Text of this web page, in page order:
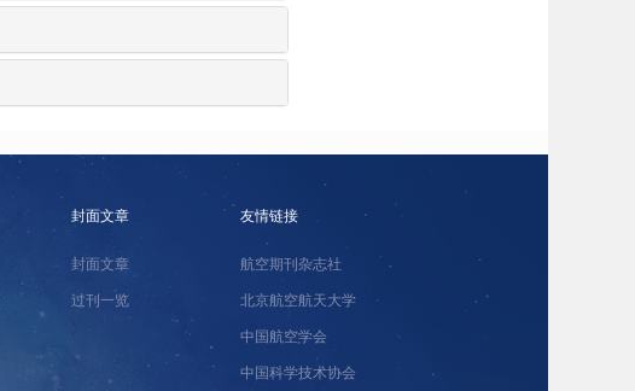
封面文章
封面文章
过刊一览
友情链接
航空期刊杂志社
北京航空航天大学
中国航空学会
中国科学技术协会